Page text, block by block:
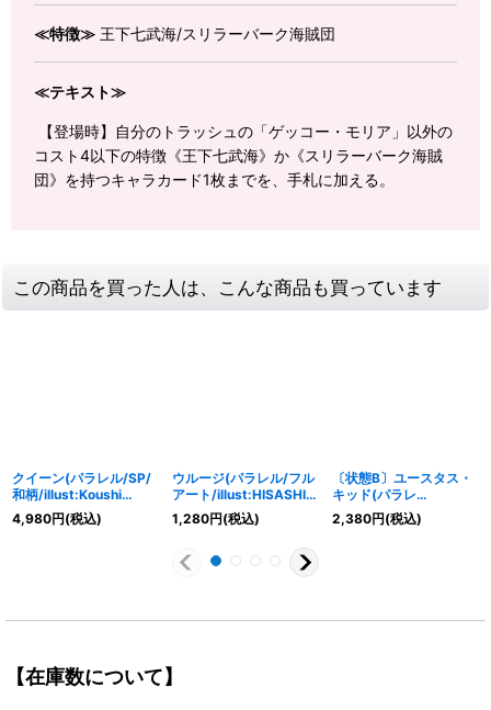
≪特徴≫ 王下七武海/スリラーバーク海賊団
≪テキスト≫
【登場時】自分のトラッシュの「ゲッコー・モリア」以外の
コスト4以下の特徴《王下七武海》か《スリラーバーク海賊
団》を持つキャラカード1枚までを、手札に加える。
この商品を買った人は、こんな商品も買っています
クイーン(パラレル/SP/
和柄/illust:Koushi
Rokushiro)【SP】
{ST04-005[OP08]}
4,980円(税込)
ウルージ(パラレル/フル
アート/illust:HISASHI
HUJIWARA)【R/P】
{OP07-021}
1,280円(税込)
〔状態B〕ユースタス・
キッド(パラレ
ル/SP/illust:Studio
Vigor Co.Ltd)【SP】
2,380円(税込)
【在庫数について】